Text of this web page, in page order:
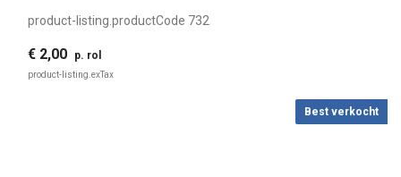
product-listing.productCode 732
€ 2,00 p. rol
product-listing.exTax
Best verkocht